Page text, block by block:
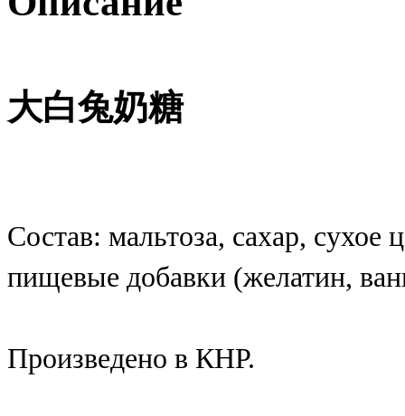
大白兔奶糖
Состав: мальтоза, сахар, сухое
пищевые добавки (желатин,
Произведено в КНР.